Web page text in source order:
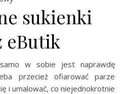
sukienki
eButik
w sobie jest naprawdę
przecież ofiarować parze
i umalować, co niejednokrotnie